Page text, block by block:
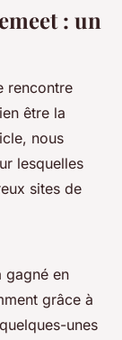
: un
rencontre
être la
nous
lesquelles
sites de
gagné en
grâce à
unes